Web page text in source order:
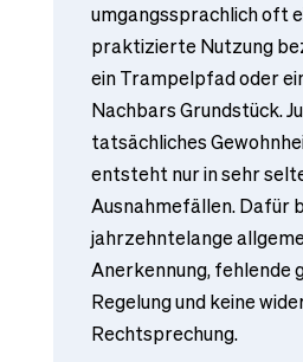
umgangssprachlich oft
praktizierte Nutzung
ein Trampelpfad oder
Nachbars Grundstück.
tatsächliches
entsteht nur in sehr
Ausnahmefällen. Dafür
jahrzehntelange
Anerkennung, fehlende
Regelung und keine
Rechtsprechung.